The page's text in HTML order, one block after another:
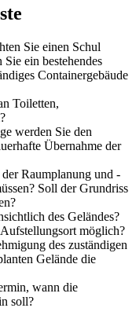
Sie einen Schul
ein bestehendes
Containergebäude
Toiletten,
werden Sie den
Übernahme der
Raumplanung und -
Soll der Grundriss
des Geländes?
möglich?
des zuständigen
Gelände die
wann die
soll?